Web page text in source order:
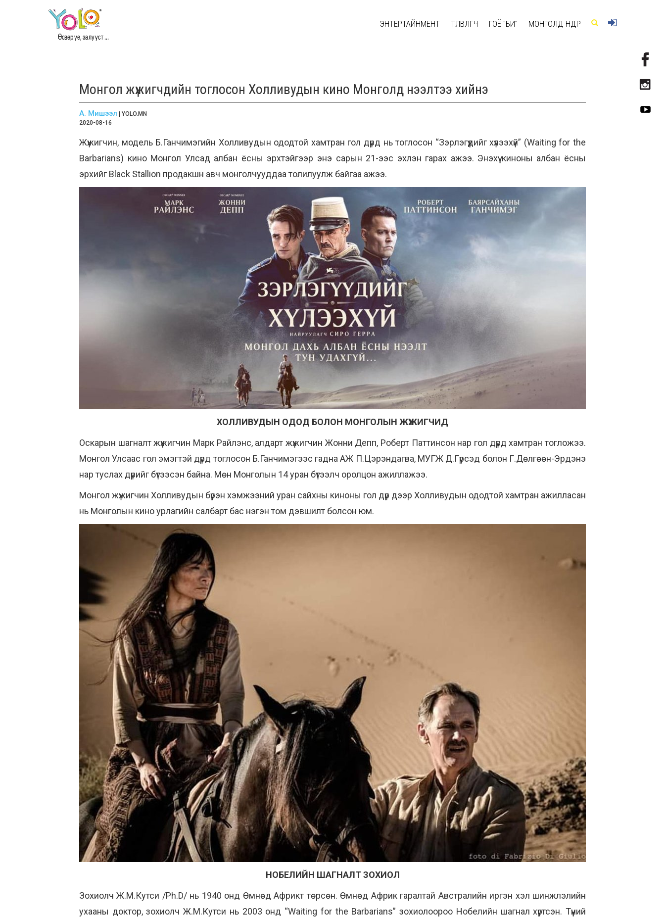
Өсвөр үе, залууст ...
ЭНТЕРТАЙНМЕНТ ТӨЛӨВЛӨГЧ ГОЁ "БИ" МОНГОЛД ӨНӨӨДӨР
Монгол жүжигчдийн тоглосон Холливудын кино Монголд нээлтээ хийнэ
А. Мишээл | YOLO.MN
2020-08-16
Жүжигчин, модель Б.Ганчимэгийн Холливудын ододтой хамтран гол дүрд нь тоглосон “Зэрлэгүүдийг хүлээхүй” (Waiting for the
Barbarians) кино Монгол Улсад албан ёсны эрхтэйгээр энэ сарын 21-ээс эхлэн гарах ажээ. Энэхүү киноны албан ёсны
эрхийг Black Stallion продакшн авч монголчууддаа толилуулж байгаа ажээ.
ХОЛЛИВУДЫН ОДОД БОЛОН МОНГОЛЫН ЖҮЖИГЧИД
Оскарын шагналт жүжигчин Марк Райлэнс, алдарт жүжигчин Жонни Депп, Роберт Паттинсон нар гол дүрд хамтран тогложээ.
Монгол Улсаас гол эмэгтэй дүрд тоглосон Б.Ганчимэгээс гадна АЖ П.Цэрэндагва, МУГЖ Д.Гүрсэд болон Г.Дөлгөөн-Эрдэнэ
нар туслах дүрийг бүтээсэн байна. Мөн Монголын 14 уран бүтээлч оролцон ажиллажээ.
Монгол жүжигчин Холливудын бүрэн хэмжээний уран сайхны киноны гол дүр дээр Холливудын ододтой хамтран ажилласан
нь Монголын кино урлагийн салбарт бас нэгэн том дэвшилт болсон юм.
НОБЕЛИЙН ШАГНАЛТ ЗОХИОЛ
Зохиолч Ж.М.Кутси /Ph.D/ нь 1940 онд Өмнөд Африкт төрсөн. Өмнөд Африк гаралтай Австралийн иргэн хэл шинжлэлийн
ухааны доктор, зохиолч Ж.М.Кутси нь 2003 онд “Waiting for the Barbarians” зохиолоороо Нобелийн шагнал хүртсэн. Түүний